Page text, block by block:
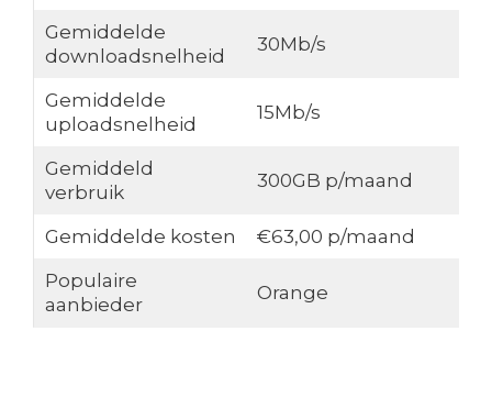
Gemiddelde
downloadsnelheid
30Mb/s
Gemiddelde
uploadsnelheid
15Mb/s
Gemiddeld
verbruik
300GB p/maand
Gemiddelde kosten
€63,00 p/maand
Populaire
aanbieder
Orange